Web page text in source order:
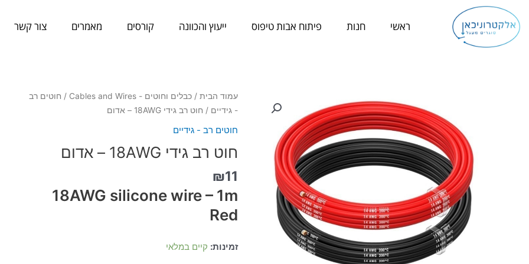
לתוכן
ראשי חנות פיתוח אבות טיפוס ייעוץ והכוונה קורסים מאמרים צור קשר
עמוד הבית/ כבלים וחוטים - Cables and Wires / חוטים רב
- גידיים / חוט רב גידי 18AWG – אדום
חוטים רב - גידיים
חוט רב גידי 18AWG – אדום
₪11
18AWG silicone wire – 1m
Red
זמינות: קיים במלאי
כמות
של
גידי
-
אדום